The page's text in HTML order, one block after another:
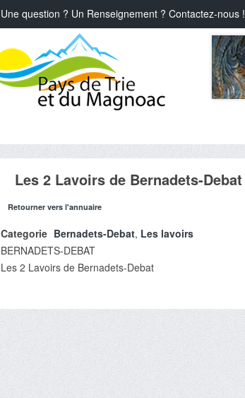
Une question ? Un Renseignement ? Contactez-nous !
Les 2 Lavoirs de Bernadets-Debat
Retourner vers l'annuaire
Categorie Bernadets-Debat, Les lavoirs
BERNADETS-DEBAT
Les 2 Lavoirs de Bernadets-Debat